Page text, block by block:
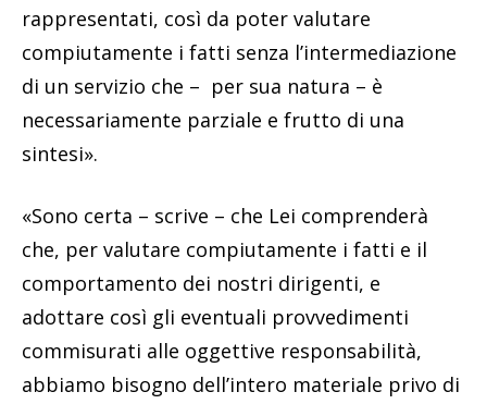
rappresentati, così da poter valutare
compiutamente i fatti senza l’intermediazione
di un servizio che – per sua natura – è
necessariamente parziale e frutto di una
sintesi».
«Sono certa – scrive – che Lei comprenderà
che, per valutare compiutamente i fatti e il
comportamento dei nostri dirigenti, e
adottare così gli eventuali provvedimenti
commisurati alle oggettive responsabilità,
abbiamo bisogno dell’intero materiale privo di